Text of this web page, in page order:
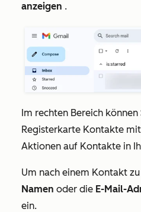
anzeigen .
Im rechten Bereich können
Registerkarte Kontakte
Aktionen auf Kontakte in
Um nach einem Kontakt
Namen oder die E-Mail-
ein.